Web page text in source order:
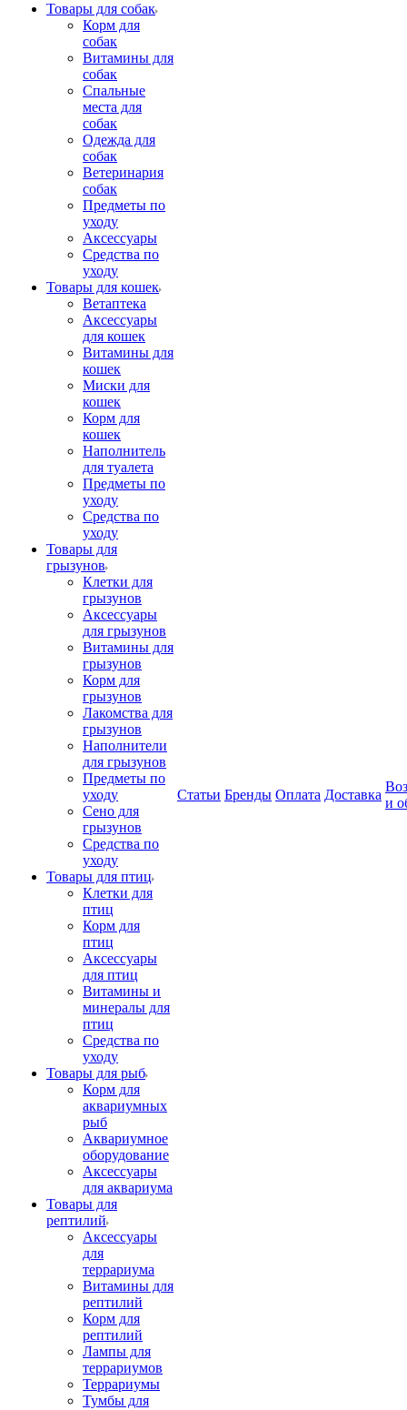
Товары для собак
Корм для
собак
Витамины для
собак
Спальные
места для
собак
Одежда для
собак
Ветеринария
собак
Предметы по
уходу
Аксессуары
Средства по
уходу
Товары для кошек
Ветаптека
Аксессуары
для кошек
Витамины для
кошек
Миски для
кошек
Корм для
кошек
Наполнитель
для туалета
Предметы по
уходу
Средства по
уходу
Товары для
грызунов
Клетки для
грызунов
Аксессуары
для грызунов
Витамины для
грызунов
Корм для
грызунов
Лакомства для
грызунов
Наполнители
для грызунов
Предметы по
уходу
Сено для
грызунов
Средства по
уходу
Товары для птиц
Клетки для
птиц
Корм для
птиц
Аксессуары
для птиц
Витамины и
минералы для
птиц
Средства по
уходу
Товары для рыб
Корм для
аквариумных
рыб
Аквариумное
оборудование
Аксессуары
для аквариума
Товары для
рептилий
Аксессуары
для
террариума
Витамины для
рептилий
Корм для
рептилий
Лампы для
террариумов
Террариумы
Тумбы для
Статьи Бренды Оплата Доставка
и